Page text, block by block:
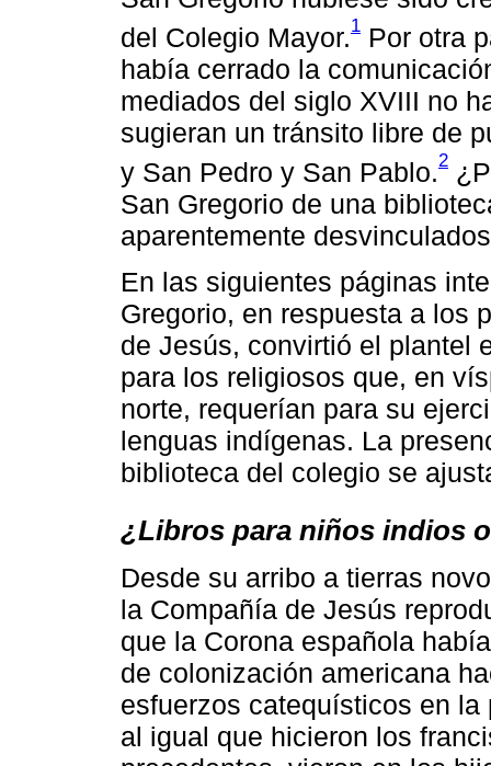
del Colegio Mayor.1 Por otra
había cerrado la
mediados del siglo XVIII no
sugieran un tránsito libre de
y San Pedro y San Pablo.2
San Gregorio de una
aparentemente
En las siguientes páginas
Gregorio, en respuesta a los
de Jesús, convirtió el plantel
para los religiosos que, en
norte, requerían para su
lenguas indígenas. La
biblioteca del colegio se
¿Libros para niños indios
Desde su arribo a tierras
la Compañía de Jesús
que la Corona española
de colonización americana
esfuerzos catequísticos en
al igual que hicieron los